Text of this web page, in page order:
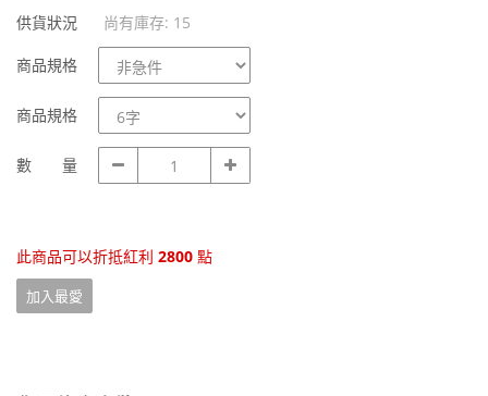
供貨狀況 尚有庫存: 15
商品規格
商
品
規
商品規格
商
品
規
數 量
數
量
此商品可以折抵紅利 2800 點
加入最愛